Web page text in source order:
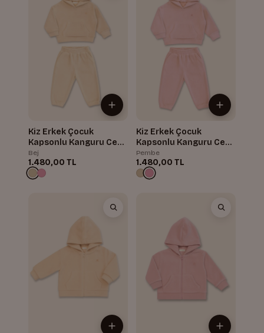
Kiz Erkek Çocuk
Kapsonlu Kanguru Cepli
Polar Ikili Takim
Bej
1.480,00 TL
Kiz Erkek Çocuk
Kapsonlu Kanguru Cepli
Polar Ikili Takim
Pembe
1.480,00 TL